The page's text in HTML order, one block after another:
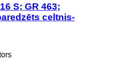
S; GR 463;
celtnis-